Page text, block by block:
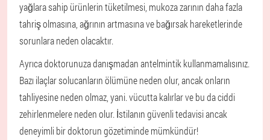
yağlara sahip ürünlerin tüketilmesi, mukoza zarının daha fazla
tahriş olmasına, ağrının artmasına ve bağırsak hareketlerinde
sorunlara neden olacaktır.
Ayrıca doktorunuza danışmadan antelmintik kullanmamalısınız.
Bazı ilaçlar solucanların ölümüne neden olur, ancak onların
tahliyesine neden olmaz, yani. vücutta kalırlar ve bu da ciddi
zehirlenmelere neden olur. İstilanın güvenli tedavisi ancak
deneyimli bir doktorun gözetiminde mümkündür!